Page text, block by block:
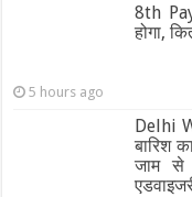
8th
होगा,
5 hours ago
Delhi
बारिश
जाम से